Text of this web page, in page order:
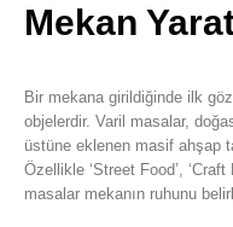
Mekan
Bir mekana girildiğinde ilk
objelerdir. Varil masalar,
üstüne eklenen masif ahşap
Özellikle ‘Street Food’,
masalar mekanın ruhunu